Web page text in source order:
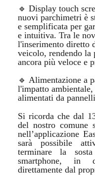
🔹 Display touch
nuovi parchimetri è
e semplificata per
e intuitiva. Tra le
l'inserimento diretto
veicolo, rendendo la
ancora più veloce e
🔹 Alimentazione a
l'impatto
alimentati da
Si ricorda che dal
del nostro comune
nell’applicazione
sarà possibile
terminare la
smartphone, in
direttamente dal